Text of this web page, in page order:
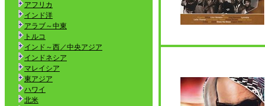
アフリカ
インド洋
アラブ～中東
トルコ
インド～西／中央アジア
インドネシア
マレイシア
東アジア
ハワイ
北米